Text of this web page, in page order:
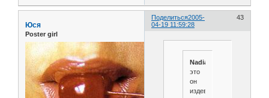
Поделиться 43
2005-
04-19 11:59:28
Юся
Poster girl
Nadia
это
он
издевается